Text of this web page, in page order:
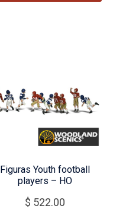
Figuras Youth football
players – HO
$ 522.00